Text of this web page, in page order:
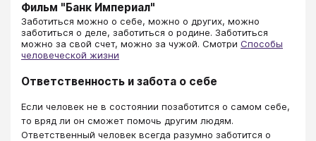
Фильм "Банк Империал"
​​​​​​​​​​​​​​Заботиться можно о себе, можно о других, можно
заботиться о деле, заботиться о родине. Заботиться
можно за свой счет, можно за чужой. Смотри Способы
человеческой жизни
Ответственность и забота о себе
Если человек не в состоянии позаботится о самом себе,
то вряд ли он сможет помочь другим людям.
Ответственный человек всегда разумно заботится о